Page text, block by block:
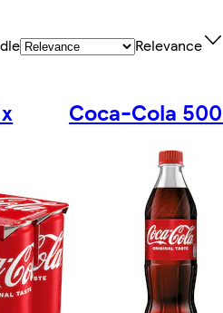
Relevance
Coca-Cola